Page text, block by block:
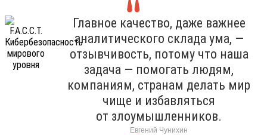
Главное качество, даже важнее
аналитического склада ума, —
отзывчивость, потому что наша
задача — помогать людям,
компаниям, странам делать мир
чище и избавляться
от злоумышленников.
Евгений Чунихин